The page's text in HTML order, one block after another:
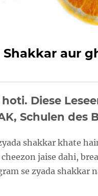
aur
Diese
Schulen des
shakkar khate
jaise dahi,
se zyada shakkar